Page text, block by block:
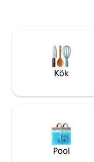
3:e sovrummet kan
enkelsängar till en
Kök
Pool